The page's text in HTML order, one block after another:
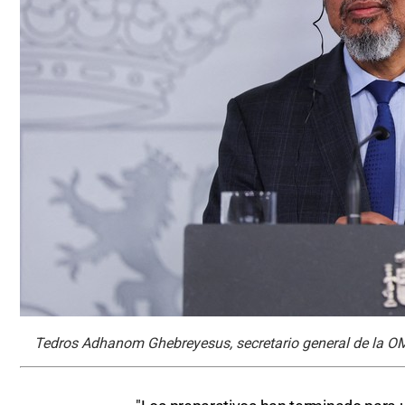
Tedros Adhanom Ghebreyesus, secretario general de la